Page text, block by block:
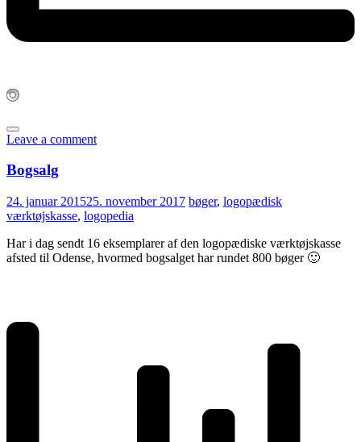
Leave a comment
Bogsalg
24. januar 201525. november 2017 bøger, logopædisk
værktøjskasse, logopedia
Har i dag sendt 16 eksemplarer af den logopædiske værktøjskasse
afsted til Odense, hvormed bogsalget har rundet 800 bøger 🙂